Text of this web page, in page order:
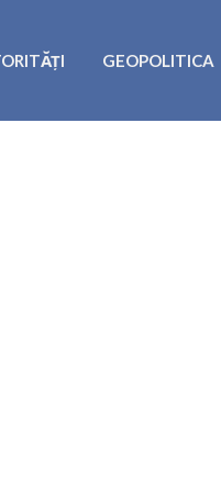
GEOPOLITICA